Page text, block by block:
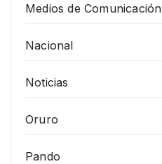
Medios de Comunicación
Nacional
Noticias
Oruro
Pando